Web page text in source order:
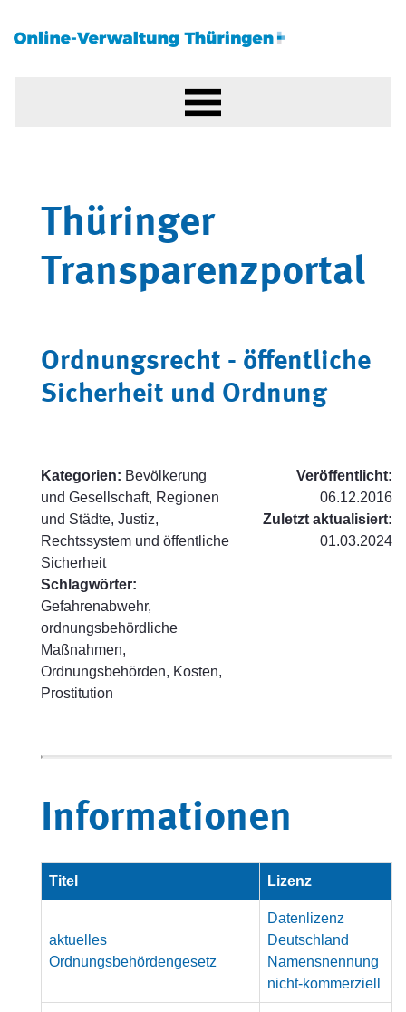
Thüringer
Transparenzportal
Ordnungsrecht - öffentliche
Sicherheit und Ordnung
Kategorien: Bevölkerung
und Gesellschaft, Regionen
und Städte, Justiz,
Rechtssystem und öffentliche
Sicherheit
Schlagwörter:
Gefahrenabwehr,
ordnungsbehördliche
Maßnahmen,
Ordnungsbehörden, Kosten,
Prostitution
Veröffentlicht:
06.12.2016
Zuletzt aktualisiert:
01.03.2024
Informationen
Titel Lizenz
aktuelles
Ordnungsbehördengesetz
Datenlizenz
Deutschland
Namensnennung
nicht-kommerziell